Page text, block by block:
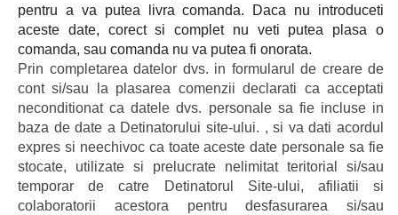
pentru a va putea livra comanda. Daca nu introduceti
aceste date, corect si complet nu veti putea plasa o
comanda, sau comanda nu va putea fi onorata.
Prin completarea datelor dvs. in formularul de creare de
cont si/sau la plasarea comenzii declarati ca acceptati
neconditionat ca datele dvs. personale sa fie incluse in
baza de date a Detinatorului site-ului. , si va dati acordul
expres si neechivoc ca toate aceste date personale sa fie
stocate, utilizate si prelucrate nelimitat teritorial si/sau
temporar de catre Detinatorul Site-ului, afiliatii si
colaboratorii acestora pentru desfasurarea si/sau